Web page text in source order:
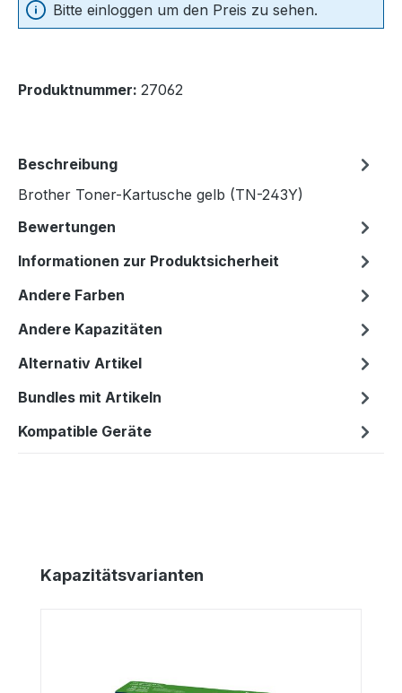
Bitte einloggen um den Preis zu sehen.
Produktnummer: 27062
Beschreibung
Brother Toner-Kartusche gelb (TN-243Y)
Bewertungen
Informationen zur Produktsicherheit
Andere Farben
Andere Kapazitäten
Alternativ Artikel
Bundles mit Artikeln
Kompatible Geräte
Produktgalerie überspringen
Kapazitätsvarianten